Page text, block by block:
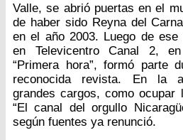
Valle, se abrió puertas en el
de haber sido Reyna del
en el año 2003. Luego de ese
en Televicentro Canal 2,
“Primera hora”, formó parte
reconocida revista. En la
grandes cargos, como ocupar
“El canal del orgullo
según fuentes ya renunció.